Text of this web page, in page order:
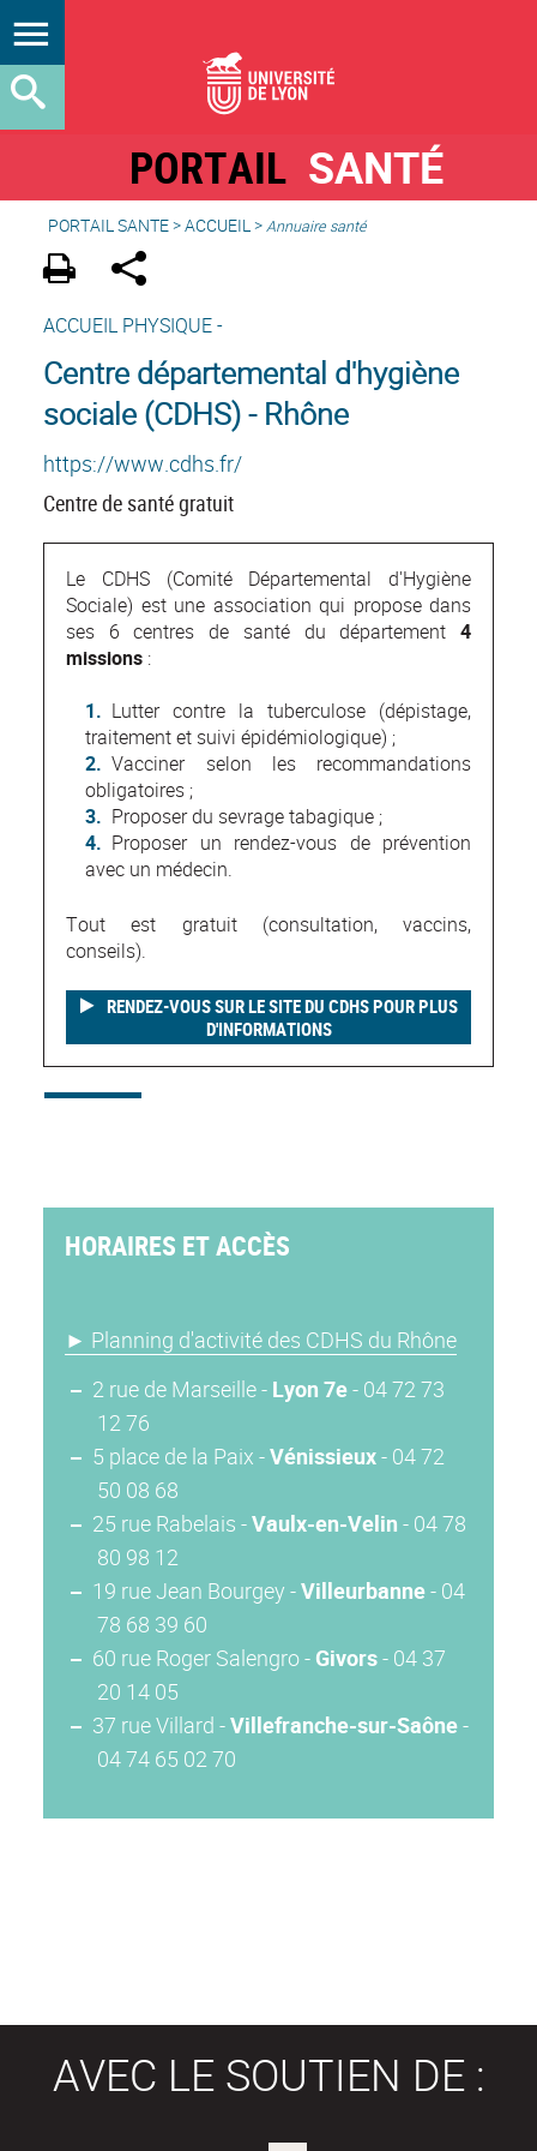
PORTAIL SANTÉ
PORTAIL SANTE>ACCUEIL>Annuaire santé
ACCUEIL PHYSIQUE -
Centre départemental d'hygiène
sociale (CDHS) - Rhône
https://www.cdhs.fr/
Centre de santé gratuit
Le CDHS (Comité Départemental d'Hygiène
Sociale) est une association qui propose dans
ses 6 centres de santé du département 4
missions :
Lutter contre la tuberculose (dépistage,
traitement et suivi épidémiologique) ;
Vacciner selon les recommandations
obligatoires ;
Proposer du sevrage tabagique ;
Proposer un rendez-vous de prévention
avec un médecin.
Tout est gratuit (consultation, vaccins,
conseils).
RENDEZ-VOUS SUR LE SITE DU CDHS POUR PLUS
D'INFORMATIONS
HORAIRES ET ACCÈS
► Planning d'activité des CDHS du Rhône
2 rue de Marseille - Lyon 7e- 04 72 73
12 76
5 place de la Paix -Vénissieux- 04 72
50 08 68
25 rue Rabelais -Vaulx-en-Velin - 04 78
80 98 12
19 rue Jean Bourgey -Villeurbanne- 04
78 68 39 60
60 rue Roger Salengro - Givors- 04 37
20 14 05
37 rue Villard -Villefranche-sur-Saône-
04 74 65 02 70
AVEC LE SOUTIEN DE :